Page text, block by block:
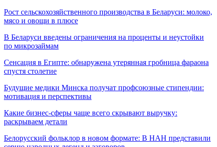
Рост сельскохозяйственного производства в Беларуси: молоко,
мясо и овощи в плюсе
В Беларуси введены ограничения на проценты и неустойки
по микрозаймам
Сенсация в Египте: обнаружена утерянная гробница фараона
спустя столетие
Будущие медики Минска получат профсоюзные стипендии:
мотивация и перспективы
Какие бизнес-сферы чаще всего скрывают выручку:
раскрываем детали
Белорусский фольклор в новом формате: В НАН представили